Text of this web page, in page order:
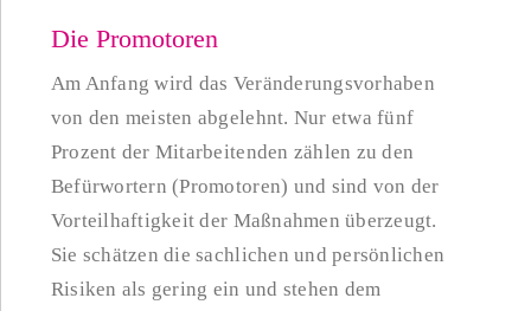
Die Promotoren
Am Anfang wird das Veränderungsvorhaben
von den meisten abgelehnt. Nur etwa fünf
Prozent der Mitarbeitenden zählen zu den
Befürwortern (Promotoren) und sind von der
Vorteilhaftigkeit der Maßnahmen überzeugt.
Sie schätzen die sachlichen und persönlichen
Risiken als gering ein und stehen dem